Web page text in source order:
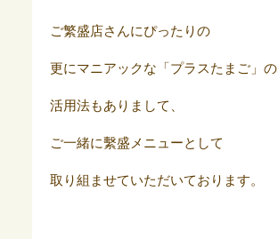
ご繁盛店さんにぴったりの
更にマニアックな「プラスたまご」の
活用法もありまして、
ご一緒に繫盛メニューとして
取り組ませていただいております。